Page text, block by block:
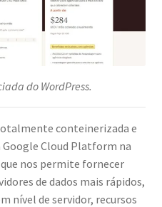
do WordPress.
conteinerizada e
Cloud Platform na
nos permite fornecer
de dados mais rápidos,
nível de servidor, recursos